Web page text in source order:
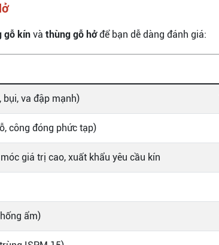
gỗ kín và thùng gỗ hởđể bạn dễ dàng đánh giá:
bụi, va đập mạnh)
công đóng phức tạp)
giá trị cao, xuất khẩu yêu cầu kín
ẩm)